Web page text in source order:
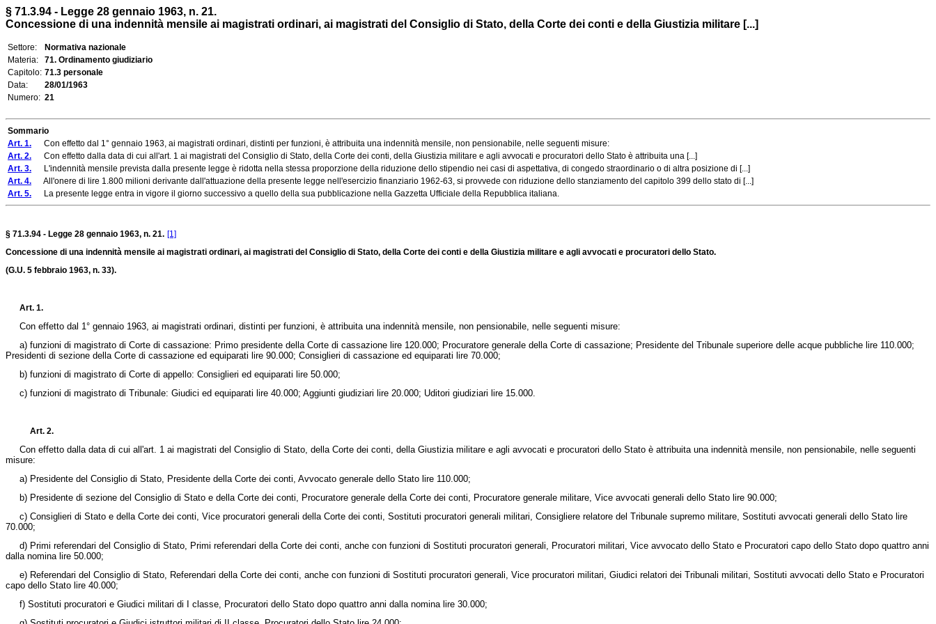
§ 71.3.94 - Legge 28 gennaio 1963, n. 21.
Concessione di una indennità mensile ai magistrati ordinari, ai magistrati del Consiglio di Stato, della Corte dei conti e della Giustizia militare [...]
Settore:
Normativa nazionale
Materia:
71. Ordinamento giudiziario
Capitolo: 71.3 personale
Data:
28/01/1963
Numero: 21
Sommario
Art. 1. Con effetto dal 1° gennaio 1963, ai magistrati ordinari, distinti per funzioni, è attribuita una indennità mensile, non pensionabile, nelle seguenti misure:
Art. 2. Con effetto dalla data di cui all'art. 1 ai magistrati del Consiglio di Stato, della Corte dei conti, della Giustizia militare e agli avvocati e procuratori dello Stato è attribuita una [...]
Art. 3. L'indennità mensile prevista dalla presente legge è ridotta nella stessa proporzione della riduzione dello stipendio nei casi di aspettativa, di congedo straordinario o di altra posizione di [...]
Art. 4. All'onere di lire 1.800 milioni derivante dall'attuazione della presente legge nell'esercizio finanziario 1962-63, si provvede con riduzione dello stanziamento del capitolo 399 dello stato di [...]
Art. 5. La presente legge entra in vigore il giorno successivo a quello della sua pubblicazione nella Gazzetta Ufficiale della Repubblica italiana.
§ 71.3.94 - Legge 28 gennaio 1963, n. 21. [1]
Concessione di una indennità mensile ai magistrati ordinari, ai magistrati del Consiglio di Stato, della Corte dei conti e della Giustizia militare e agli avvocati e procuratori dello Stato.
(G.U. 5 febbraio 1963, n. 33).
Art. 1.
Con effetto dal 1° gennaio 1963, ai magistrati ordinari, distinti per funzioni, è attribuita una indennità mensile, non pensionabile, nelle seguenti misure:
a) funzioni di magistrato di Corte di cassazione: Primo presidente della Corte di cassazione lire 120.000; Procuratore generale della Corte di cassazione; Presidente del Tribunale superiore delle acque pubbliche lire 110.000;
Presidenti di sezione della Corte di cassazione ed equiparati lire 90.000; Consiglieri di cassazione ed equiparati lire 70.000;
b) funzioni di magistrato di Corte di appello: Consiglieri ed equiparati lire 50.000;
c) funzioni di magistrato di Tribunale: Giudici ed equiparati lire 40.000; Aggiunti giudiziari lire 20.000; Uditori giudiziari lire 15.000.
Art. 2.
Con effetto dalla data di cui all'art. 1 ai magistrati del Consiglio di Stato, della Corte dei conti, della Giustizia militare e agli avvocati e procuratori dello Stato è attribuita una indennità mensile, non pensionabile, nelle seguenti
misure:
a) Presidente del Consiglio di Stato, Presidente della Corte dei conti, Avvocato generale dello Stato lire 110.000;
b) Presidente di sezione del Consiglio di Stato e della Corte dei conti, Procuratore generale della Corte dei conti, Procuratore generale militare, Vice avvocati generali dello Stato lire 90.000;
c) Consiglieri di Stato e della Corte dei conti, Vice procuratori generali della Corte dei conti, Sostituti procuratori generali militari, Consigliere relatore del Tribunale supremo militare, Sostituti avvocati generali dello Stato lire
70.000;
d) Primi referendari del Consiglio di Stato, Primi referendari della Corte dei conti, anche con funzioni di Sostituti procuratori generali, Procuratori militari, Vice avvocato dello Stato e Procuratori capo dello Stato dopo quattro anni
dalla nomina lire 50.000;
e) Referendari del Consiglio di Stato, Referendari della Corte dei conti, anche con funzioni di Sostituti procuratori generali, Vice procuratori militari, Giudici relatori dei Tribunali militari, Sostituti avvocati dello Stato e Procuratori
capo dello Stato lire 40.000;
f) Sostituti procuratori e Giudici militari di I classe, Procuratori dello Stato dopo quattro anni dalla nomina lire 30.000;